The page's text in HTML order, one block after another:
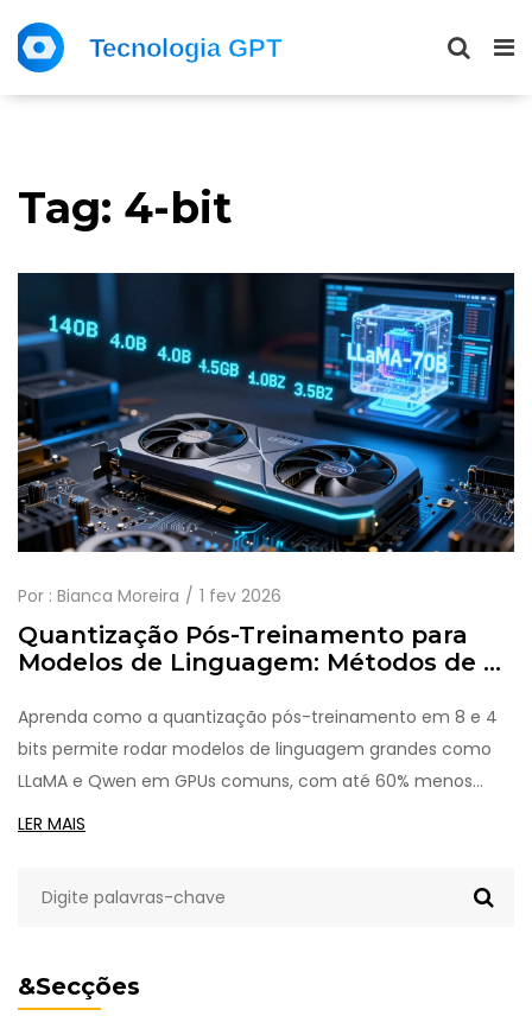
&Secções
Tag: 4-bit
Por : Bianca Moreira 1 fev 2026
Quantização Pós-Treinamento para
Modelos de Linguagem: Métodos de 8
Aprenda como a quantização pós-treinamento em 8 e 4
bits permite rodar modelos de linguagem grandes como
LLaMA e Qwen em GPUs comuns, com até 60% menos
custo e sem perder precisão. Técnicas como
LER MAIS